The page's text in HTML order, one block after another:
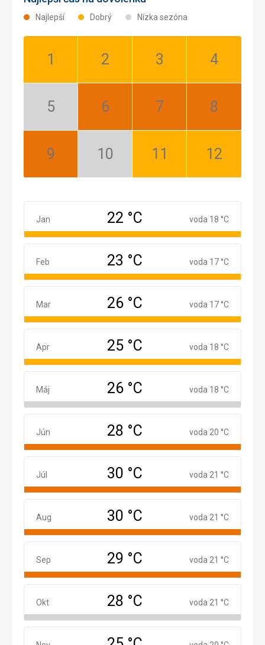
Najlepší Dobrý Nízka sezóna
Január:
Február:
Marec:
Apríl:
Máj:
Jún:
Júl:
August:
September:
Október:
November:
December:
Január
Jan 22 °C voda 18 °C
Február
Feb 23 °C voda 17 °C
Marec
Mar 26 °C voda 17 °C
Apríl
Apr 25 °C voda 18 °C
Máj
Máj 26 °C voda 18 °C
Jún
Jún 28 °C voda 20 °C
Júl
Júl 30 °C voda 21 °C
August
Aug 30 °C voda 21 °C
September
Sep 29 °C voda 21 °C
Október
Okt 28 °C voda 21 °C